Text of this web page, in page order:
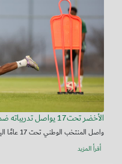
الأخضر تحت17 يواصل تدريباته ضمن معسكر الطائف
واصل المنتخب الوطني تحت 17 عامًا اليوم الثلاثاء تدريباته ضمن معسكره في...
أقرأ المزيد